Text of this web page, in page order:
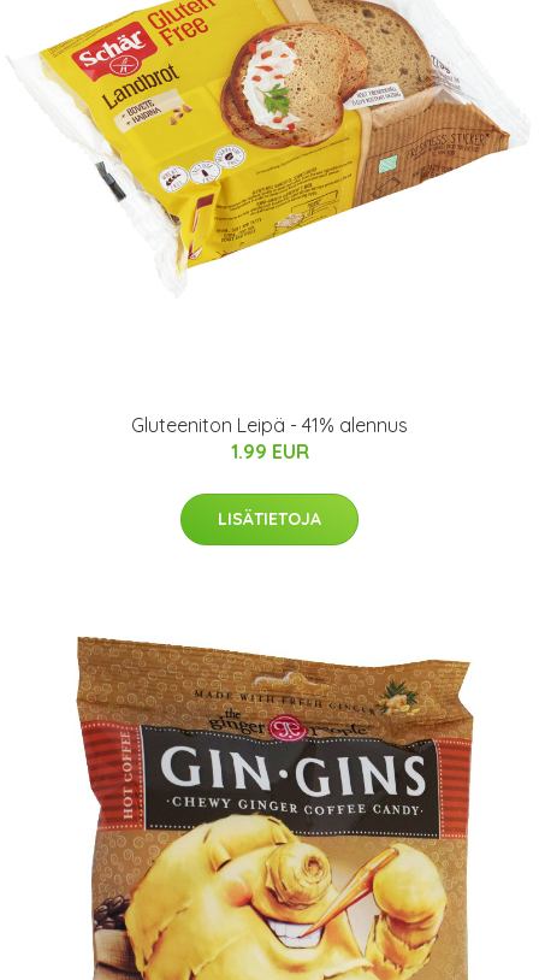
Gluteeniton Leipä - 41% alennus
1.99 EUR
LISÄTIETOJA